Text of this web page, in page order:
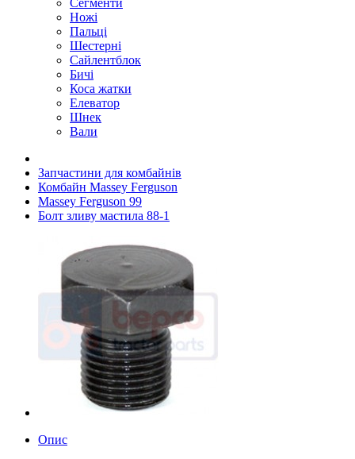
Сегменти
Ножі
Пальці
Шестерні
Сайлентблок
Бичі
Коса жатки
Елеватор
Шнек
Вали
Запчастини для комбайнів
Комбайн Massey Ferguson
Massey Ferguson 99
Болт зливу мастила 88-1
Опис